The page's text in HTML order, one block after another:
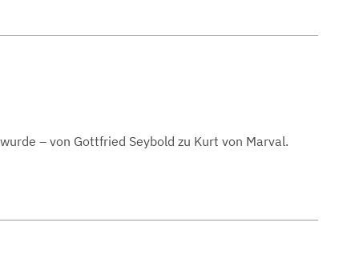
– von Gottfried Seybold zu Kurt von Marval.